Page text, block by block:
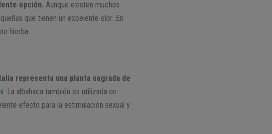
opción. Aunque existen muchos
que tienen un excelente olor. En
hierba.
representa una planta sagrada de
. La albahaca también es utilizada en
efecto para la estimulación sexual y